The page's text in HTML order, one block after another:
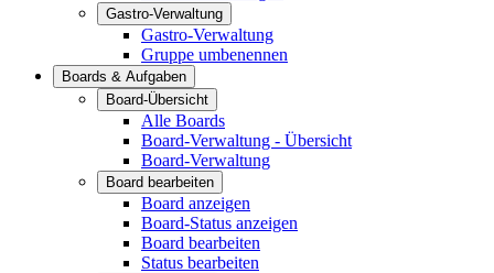
Gastro-Verwaltung
Gastro-Verwaltung
Gruppe umbenennen
Boards & Aufgaben
Board-Übersicht
Alle Boards
Board-Verwaltung - Übersicht
Board-Verwaltung
Board bearbeiten
Board anzeigen
Board-Status anzeigen
Board bearbeiten
Status bearbeiten